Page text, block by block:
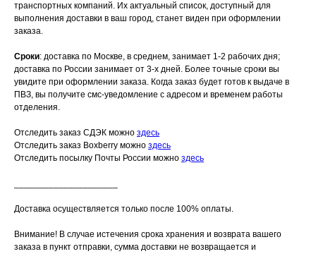
транспортных компаний. Их актуальный список, доступный для
выполнения доставки в ваш город, станет виден при оформлении
заказа.
Сроки: доставка по Москве, в среднем, занимает 1-2 рабочих дня;
доставка по России занимает от 3-х дней. Более точные сроки вы
увидите при оформлении заказа. Когда заказ будет готов к выдаче в
ПВЗ, вы получите смс-уведомление с адресом и временем работы
отделения.
Отследить заказ СДЭК можно здесь
Отследить заказ Boxberry можно здесь
Отследить посылку Почты России можно здесь
Доставка осуществляется только после 100% оплаты.
Внимание! В случае истечения срока хранения и возврата вашего
заказа в пункт отправки, сумма доставки не возвращается и